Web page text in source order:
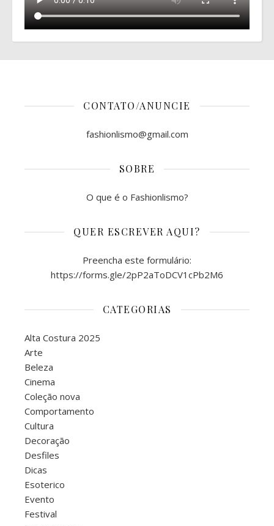
CONTATO/ANUNCIE
fashionlismo@gmail.com
SOBRE
O que é o Fashionlismo?
QUER ESCREVER AQUI?
Preencha este formulário:
https://forms.gle/2pP2aToDCV1cPb2M6
CATEGORIAS
Alta Costura 2025
Arte
Beleza
Cinema
Coleção nova
Comportamento
Cultura
Decoração
Desfiles
Dicas
Esoterico
Evento
Festival